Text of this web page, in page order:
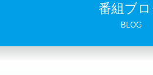
番組ブ
BLOG